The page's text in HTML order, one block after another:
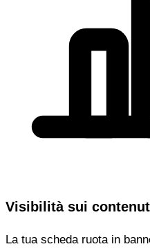
Visibilità sui
La tua scheda ruota in